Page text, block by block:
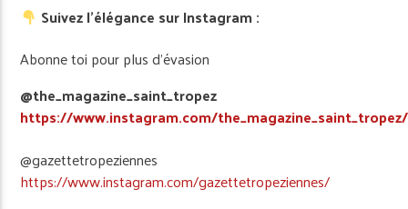
Suivez l’élégance sur Instagram :
Abonne toi pour plus d’évasion
@the_magazine_saint_tropez
https://www.instagram.com/the_magazine_saint_tropez/
@gazettetropeziennes
https://www.instagram.com/gazettetropeziennes/